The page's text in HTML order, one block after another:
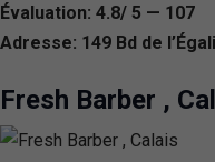
Évaluation: 4.8/ 5 — 107
Adresse: 149 Bd de
Fresh Barber ,